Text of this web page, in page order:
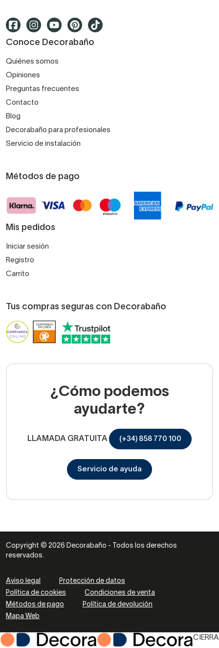
Conoce Decorabaño
Quiénes somos
Opiniones
Preguntas frecuentes
Contacto
Blog
Decorabaño para profesionales
Servicio de instalación
Métodos de pago
Mis pedidos
Iniciar sesión
Registro
Carrito
Tus compras seguras con Decorabaño
¿Cómo podemos
ayudarte?
LLAMADA GRATUITA (+34) 858 770 100
Servicio de ayuda
Copyright © 2026 Decorabaño - Todos los derechos
reservados.
Aviso legal
Protección de datos
Política de cookies
Condiciones de venta
Métodos de pago
Política de devolución
Mapa Web
CIERRA